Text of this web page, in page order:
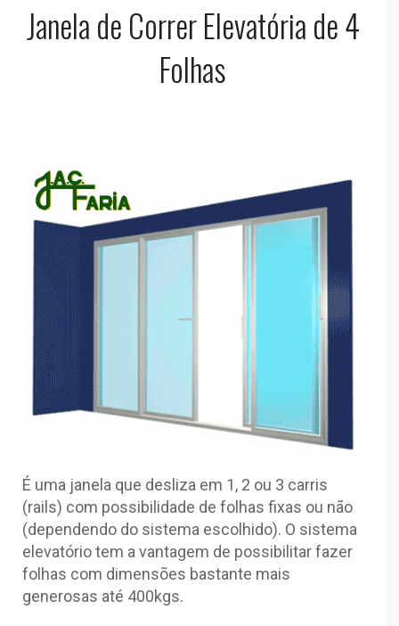
Janela de Correr Elevatória de 4
Folhas
É uma janela que desliza em 1, 2 ou 3 carris
(rails) com possibilidade de folhas fixas ou não
(dependendo do sistema escolhido). O sistema
elevatório tem a vantagem de possibilitar fazer
folhas com dimensões bastante mais
generosas até 400kgs.